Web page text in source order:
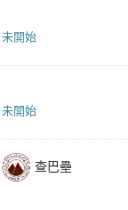
未開始
未開始
查巴壘